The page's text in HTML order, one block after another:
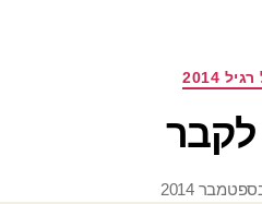
קטגוריות
2014
לקבר